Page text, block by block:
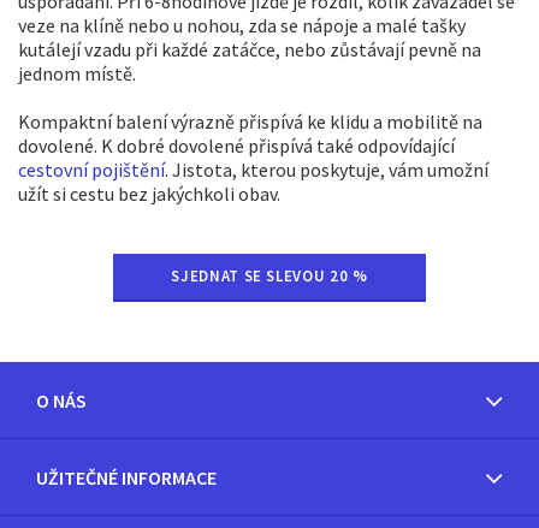
veze na klíně nebo u nohou, zda se nápoje a malé tašky
kutálejí vzadu při každé zatáčce, nebo zůstávají pevně na
jednom místě.
Kompaktní balení výrazně přispívá ke klidu a mobilitě na
dovolené. K dobré dovolené přispívá také odpovídající
cestovní pojištění. Jistota, kterou poskytuje, vám umožní
užít si cestu bez jakýchkoli obav.
SJEDNAT SE SLEVOU 20 %
O NÁS
UŽITEČNÉ INFORMACE